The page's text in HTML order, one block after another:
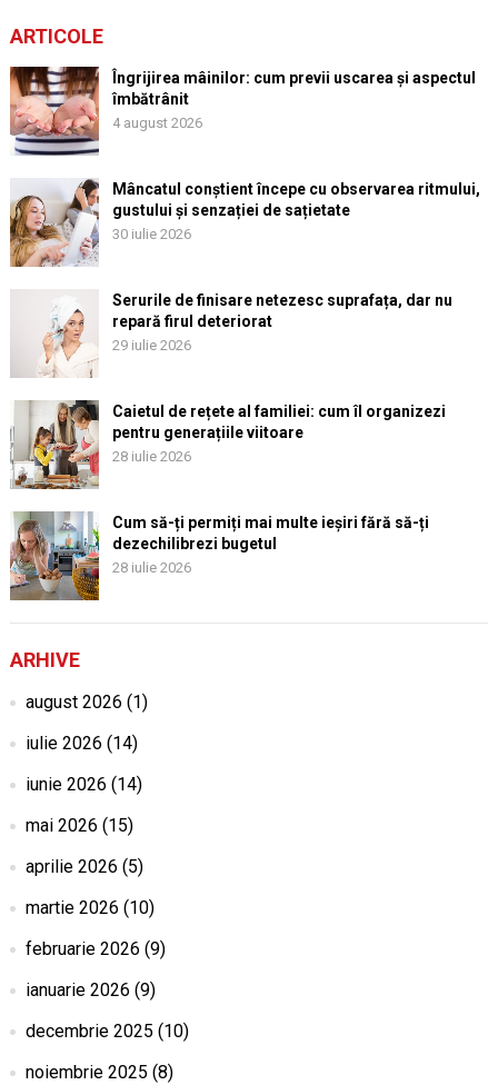
ARTICOLE
Îngrijirea mâinilor: cum previi uscarea și aspectul
îmbătrânit
4 august 2026
Mâncatul conștient începe cu observarea ritmului,
gustului și senzației de sațietate
30 iulie 2026
Serurile de finisare netezesc suprafața, dar nu
repară firul deteriorat
29 iulie 2026
Caietul de rețete al familiei: cum îl organizezi
pentru generațiile viitoare
28 iulie 2026
Cum să-ți permiți mai multe ieșiri fără să-ți
dezechilibrezi bugetul
28 iulie 2026
ARHIVE
august 2026 (1)
iulie 2026 (14)
iunie 2026 (14)
mai 2026 (15)
aprilie 2026 (5)
martie 2026 (10)
februarie 2026 (9)
ianuarie 2026 (9)
decembrie 2025 (10)
noiembrie 2025 (8)